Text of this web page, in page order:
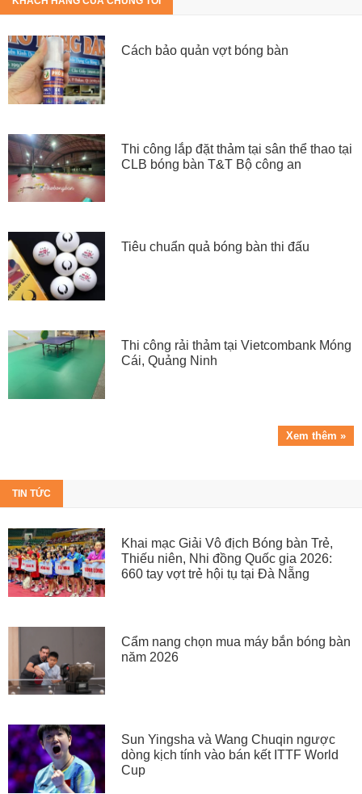
Cách bảo quản vợt bóng bàn
Thi công lắp đặt thảm tại sân thể thao tại
CLB bóng bàn T&T Bộ công an
Tiêu chuẩn quả bóng bàn thi đấu
Thi công rải thảm tại Vietcombank Móng
Cái, Quảng Ninh
Xem thêm »
TIN TỨC
Khai mạc Giải Vô địch Bóng bàn Trẻ,
Thiếu niên, Nhi đồng Quốc gia 2026:
660 tay vợt trẻ hội tụ tại Đà Nẵng
Cẩm nang chọn mua máy bắn bóng bàn
năm 2026
Sun Yingsha và Wang Chuqin ngược
dòng kịch tính vào bán kết ITTF World
Cup